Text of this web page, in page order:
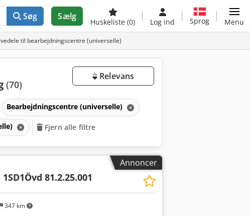
Søg Sælg
Huskeliste (0) Log ind Sprog Menu
til bearbejdningscentre (universelle)
(70)
Relevans
Bearbejdningscentre (universelle)
Fjern alle filtre
Annoncer
347 km
1SD1Övd 81.2.25.001